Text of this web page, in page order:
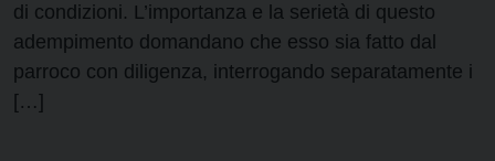
di condizioni. L’importanza e la serietà di questo
adempimento domandano che esso sia fatto dal
parroco con diligenza, interrogando separatamente i
[…]